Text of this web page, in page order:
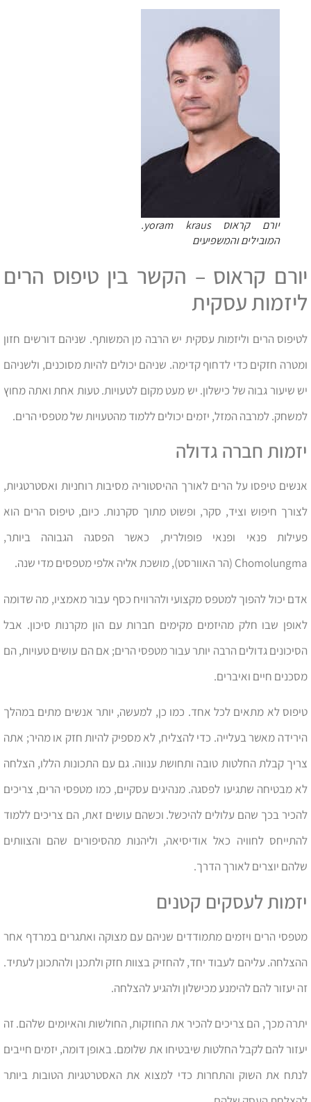
יורם קראוס yoram kraus.
המובילים והמשפיעים
יורם קראוס – הקשר בין טיפוס הרים
ליזמות עסקית
לטיפוס הרים וליזמות עסקית יש הרבה מן המשותף. שניהם דורשים חזון
ומטרה חזקים כדי לדחוף קדימה. שניהם יכולים להיות מסוכנים, ולשניהם
יש שיעור גבוה של כישלון. יש מעט מקום לטעויות. טעות אחת ואתה מחוץ
למשחק. למרבה המזל, יזמים יכולים ללמוד מהטעויות של מטפסי הרים.
יזמות חברה גדולה
אנשים טיפסו על הרים לאורך ההיסטוריה מסיבות רוחניות ואסטרטגיות,
לצורך חיפוש וציד, סקר, ופשוט מתוך סקרנות. כיום, טיפוס הרים הוא
פעילות פנאי ופנאי פופולרית, כאשר הפסגה הגבוהה ביותר,
Chomolungma (הר האוורסט), מושכת אליה אלפי מטפסים מדי שנה.
אדם יכול להפוך למטפס מקצועי ולהרוויח כסף עבור מאמציו, מה שדומה
לאופן שבו חלק מהיזמים מקימים חברות עם הון מקרנות סיכון. אבל
הסיכונים גדולים הרבה יותר עבור מטפסי הרים; אם הם עושים טעויות, הם
מסכנים חיים ואיברים.
טיפוס לא מתאים לכל אחד. כמו כן, למעשה, יותר אנשים מתים במהלך
הירידה מאשר בעלייה. כדי להצליח, לא מספיק להיות חזק או מהיר; אתה
צריך קבלת החלטות טובה ותחושת ענווה. גם עם התכונות הללו, הצלחה
לא מבטיחה שתגיעו לפסגה. מנהיגים עסקיים, כמו מטפסי הרים, צריכים
להכיר בכך שהם עלולים להיכשל. וכשהם עושים זאת, הם צריכים ללמוד
להתייחס לחוויה כאל אודיסיאה, וליהנות מהסיפורים שהם והצוותים
שלהם יוצרים לאורך הדרך.
יזמות לעסקים קטנים
מטפסי הרים ויזמים מתמודדים שניהם עם מצוקה ואתגרים במרדף אחר
ההצלחה. עליהם לעבוד יחד, להחזיק בצוות חזק ולתכנן ולהתכונן לעתיד.
זה יעזור להם להימנע מכישלון ולהגיע להצלחה.
יתרה מכך, הם צריכים להכיר את החוזקות, החולשות והאיומים שלהם. זה
יעזור להם לקבל החלטות שיבטיחו את שלומם. באופן דומה, יזמים חייבים
לנתח את השוק והתחרות כדי למצוא את האסטרטגיות הטובות ביותר